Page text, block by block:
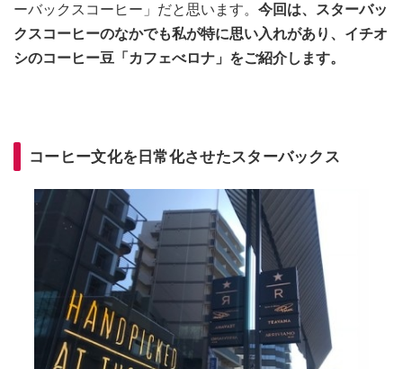
ーバックスコーヒー」だと思います。 今回は、スターバッ
クスコーヒーのなかでも私が特に思い入れがあり、イチオ
シのコーヒー豆「カフェべロナ」をご紹介します。
コーヒー文化を日常化させたスターバックス